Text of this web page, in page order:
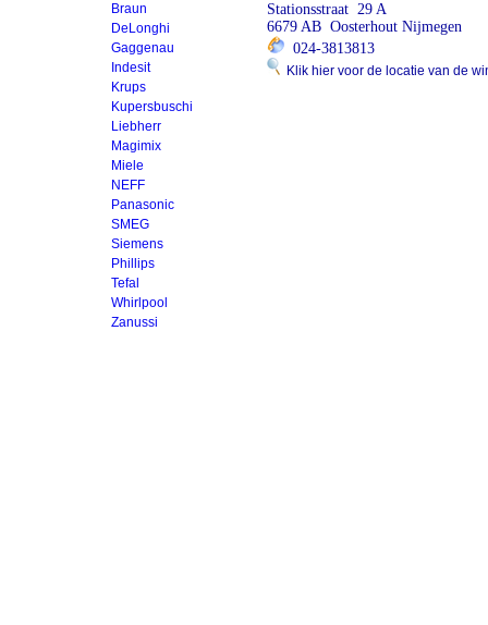
Braun
DeLonghi
Gaggenau
Indesit
Krups
Kupersbuschi
Liebherr
Magimix
Miele
NEFF
Panasonic
SMEG
Siemens
Phillips
Tefal
Whirlpool
Zanussi
Stationsstraat 29 A
6679 AB Oosterhout Nijmegen
024-3813813
Klik hier voor de locatie van de